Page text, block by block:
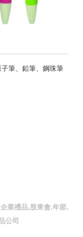
筆、鉛筆、鋼珠筆
業禮品,股東會,年節,
公司